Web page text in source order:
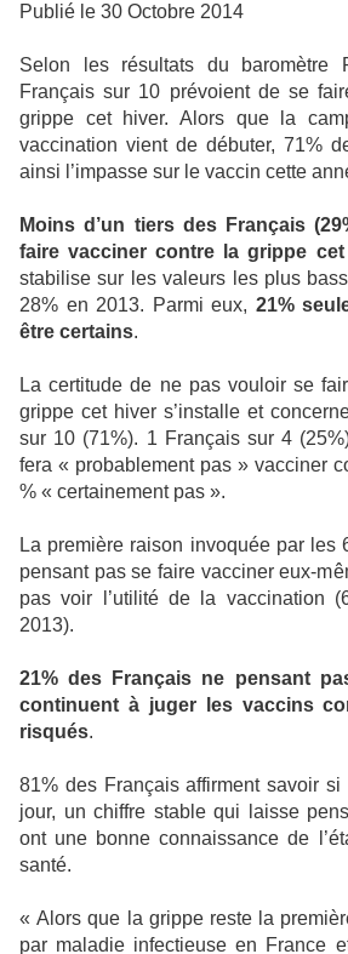
Publié le 30 Octobre 2014
Selon les résultats du baromètre
Français sur 10 prévoient de se
grippe cet hiver. Alors que la
vaccination vient de débuter, 71%
ainsi l’impasse sur le vaccin cette
Moins d’un tiers des Français
faire vacciner contre la grippe
stabilise sur les valeurs les plus
28% en 2013. Parmi eux, 21%
être certains.
La certitude de ne pas vouloir se
grippe cet hiver s’installe et
sur 10 (71%). 1 Français sur 4
fera « probablement pas » vacciner
% « certainement pas ».
La première raison invoquée par les
pensant pas se faire vacciner eux-
pas voir l’utilité de la vaccination
2013).
21% des Français ne pensant
continuent à juger les vaccins
risqués.
81% des Français affirment savoir
jour, un chiffre stable qui laisse
ont une bonne connaissance de
santé.
« Alors que la grippe reste la
par maladie infectieuse en France